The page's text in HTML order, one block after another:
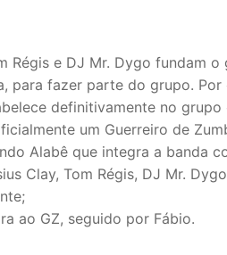
Régis e DJ Mr. Dygo fundam
para fazer parte do grupo.
definitivamente no
um Guerreiro de
Alabê que integra a banda
Clay, Tom Régis, DJ Mr.
ao GZ, seguido por Fábio.